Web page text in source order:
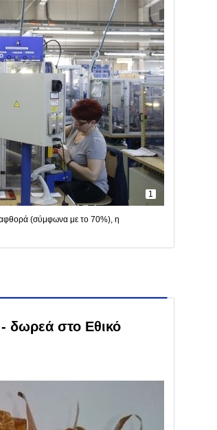
1
(σύμφωνα με το 70%), η
δωρεά στο Εθικό